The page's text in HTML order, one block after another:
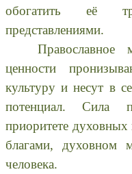
обогатить её
представлениями.
Православное
ценности
культуру и несут в
потенциал. Сила
приоритете
благами, духовном
человека.